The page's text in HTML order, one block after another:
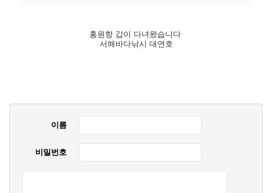
홍원항 갑이 다녀왔습니다
서해바다낚시 대연호
이름
비밀번호